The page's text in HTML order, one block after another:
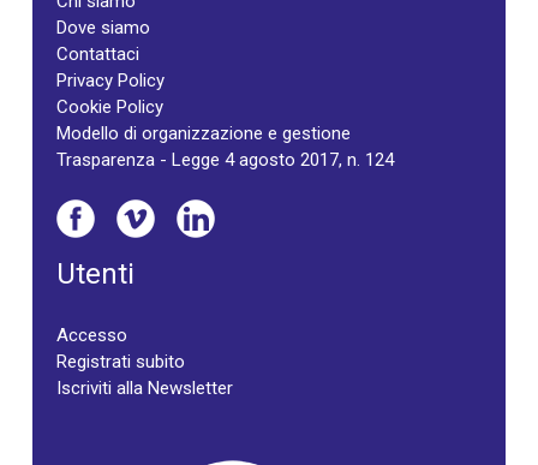
Dove siamo
Contattaci
Privacy Policy
Cookie Policy
Modello di organizzazione e gestione
Trasparenza - Legge 4 agosto 2017, n. 124
Utenti
Accesso
Registrati subito
Iscriviti alla Newsletter